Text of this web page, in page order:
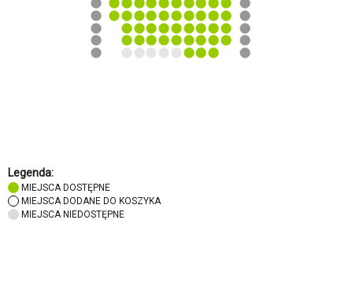
Legenda:
MIEJSCA DOSTĘPNE
MIEJSCA DODANE DO KOSZYKA
MIEJSCA NIEDOSTĘPNE